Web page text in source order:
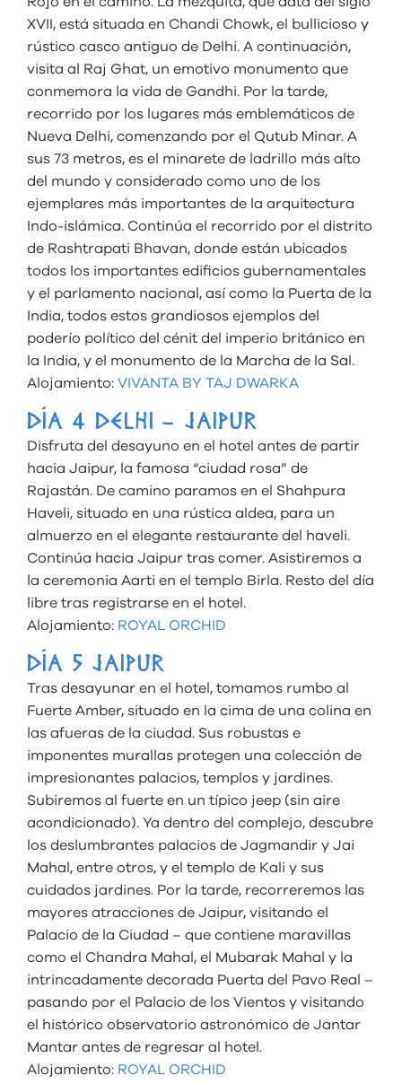
XVII, está situada en Chandi Chowk, el bullicioso y
rústico casco antiguo de Delhi. A continuación,
visita al Raj Ghat, un emotivo monumento que
conmemora la vida de Gandhi. Por la tarde,
recorrido por los lugares más emblemáticos de
Nueva Delhi, comenzando por el Qutub Minar. A
sus 73 metros, es el minarete de ladrillo más alto
del mundo y considerado como uno de los
ejemplares más importantes de la arquitectura
Indo-islámica. Continúa el recorrido por el distrito
de Rashtrapati Bhavan, donde están ubicados
todos los importantes edificios gubernamentales
y el parlamento nacional, así como la Puerta de la
India, todos estos grandiosos ejemplos del
poderío político del cénit del imperio británico en
la India, y el monumento de la Marcha de la Sal.
Alojamiento: VIVANTA BY TAJ DWARKA
DÍA 4 DELHI – JAIPUR
Disfruta del desayuno en el hotel antes de partir
hacia Jaipur, la famosa “ciudad rosa” de
Rajastán. De camino paramos en el Shahpura
Haveli, situado en una rústica aldea, para un
almuerzo en el elegante restaurante del haveli.
Continúa hacia Jaipur tras comer. Asistiremos a
la ceremonia Aarti en el templo Birla. Resto del día
libre tras registrarse en el hotel.
Alojamiento: ROYAL ORCHID
DÍA 5 JAIPUR
Tras desayunar en el hotel, tomamos rumbo al
Fuerte Amber, situado en la cima de una colina en
las afueras de la ciudad. Sus robustas e
imponentes murallas protegen una colección de
impresionantes palacios, templos y jardines.
Subiremos al fuerte en un típico jeep (sin aire
acondicionado). Ya dentro del complejo, descubre
los deslumbrantes palacios de Jagmandir y Jai
Mahal, entre otros, y el templo de Kali y sus
cuidados jardines. Por la tarde, recorreremos las
mayores atracciones de Jaipur, visitando el
Palacio de la Ciudad – que contiene maravillas
como el Chandra Mahal, el Mubarak Mahal y la
intrincadamente decorada Puerta del Pavo Real –
pasando por el Palacio de los Vientos y visitando
el histórico observatorio astronómico de Jantar
Mantar antes de regresar al hotel.
Alojamiento: ROYAL ORCHID